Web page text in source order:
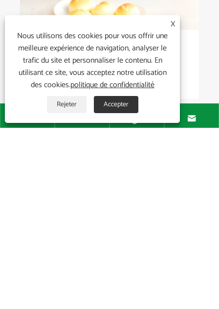
Comment les bols en plastique peuvent-ils
améliorer la vie quotidienne ?
Voir plus >>

X
Nous utilisons des cookies pour vous offrir une
meilleure expérience de navigation, analyser le
trafic du site et personnaliser le contenu. En
utilisant ce site, vous acceptez notre utilisation
des cookies.politique de confidentialité
Rejeter Accepter